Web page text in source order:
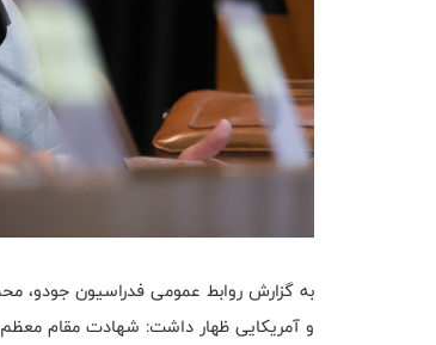
به گزارش روابط عمومی فدراسیون جودو،
و آمریکایی ظهار داشت: شهادت مقام معظم